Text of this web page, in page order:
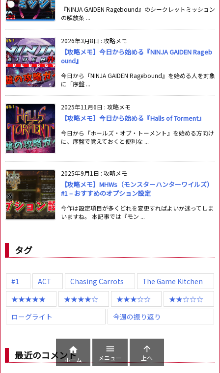
『NINJA GAIDEN Ragebound』のシークレットミッション
の解放条 ...
2026年3月8日 : 攻略メモ
【攻略メモ】今日から始める『NINJA GAIDEN Rageb
ound』
今日から『NINJA GAIDEN Ragebound』を始める人を対象
に「序盤 ...
2025年11月6日 : 攻略メモ
【攻略メモ】今日から始める『Halls of Torment』
今日から『ホールズ・オブ・トーメント』を始める方向け
に、序盤で覚えておくと便利な ...
2025年9月1日 : 攻略メモ
【攻略メモ】MHWs（モンスターハンターワイルズ）
#1 – おすすめのオプション設定
今作は設定項目が多くどれを変更すればよいか迷ってしま
いますね。 本記事では『モン ...
タグ
#1 ACT Chasing Carrots
The Game Kitchen
★★★★★
★★★★☆ ★★★☆☆
★★☆☆☆
ローグライト
今週の振り返り
最近のコメント

ホーム

メニュー

上へ